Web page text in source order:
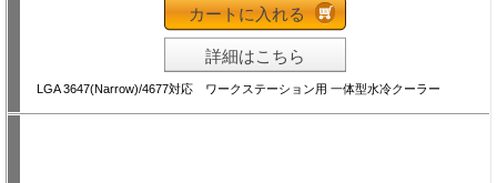
カートに入れる
詳細はこちら
LGA 3647(Narrow)/4677対応 ワークステーション用 一体型水冷クーラー